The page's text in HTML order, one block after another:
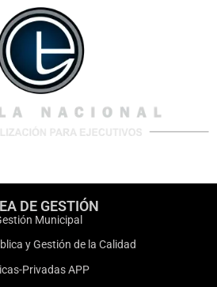
DE GESTIÓN
Municipal
y Gestión de la Calidad
Privadas APP